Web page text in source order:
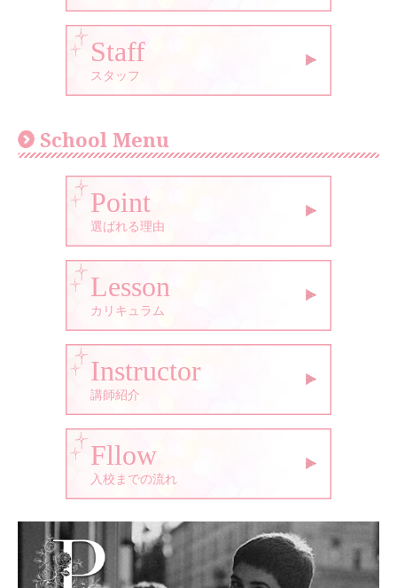
Staff
スタッフ
School Menu
Point
選ばれる理由
Lesson
カリキュラム
Instructor
講師紹介
Fllow
入校までの流れ